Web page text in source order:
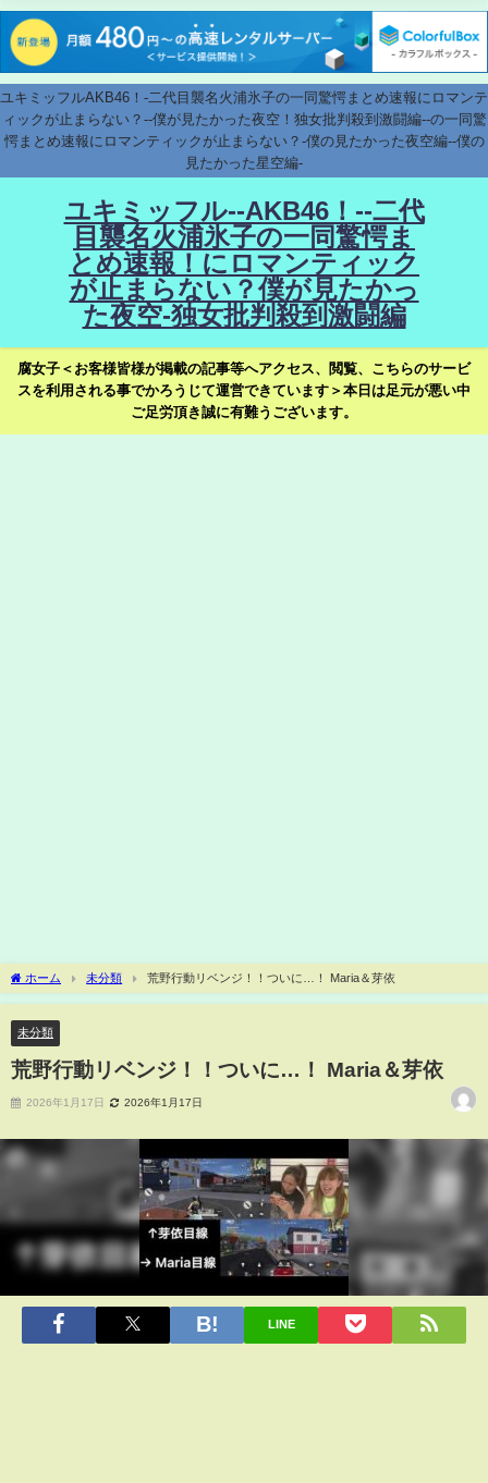
ユキミッフルAKB46！-二代目襲名火浦氷子の一同驚愕まとめ速報にロマンテ
ィックが止まらない？--僕が見たかった夜空！独女批判殺到激闘編--の一同驚
愕まとめ速報にロマンティックが止まらない？-僕の見たかった夜空編--僕の
見たかった星空編-
ユキミッフル--AKB46！--二代
目襲名火浦氷子の一同驚愕ま
とめ速報！にロマンティック
が止まらない？僕が見たかっ
た夜空-独女批判殺到激闘編
腐女子＜お客様皆様が掲載の記事等へアクセス、閲覧、こちらのサービ
スを利用される事でかろうじて運営できています＞本日は足元が悪い中
ご足労頂き誠に有難うございます。
ホーム 未分類 荒野行動リベンジ！！ついに…！ Maria＆芽依
未分類
荒野行動リベンジ！！ついに…！ Maria＆芽依
2026年1月17日 2026年1月17日
LINE